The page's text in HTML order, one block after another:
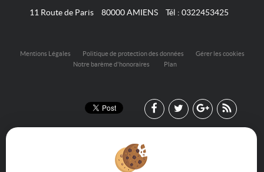
11 Route de Paris
80000AMIENS Tél : 0322453425
Mentions Légales Politique de protection des données
Gérer les cookies
Notre barème d'honoraires
Plan